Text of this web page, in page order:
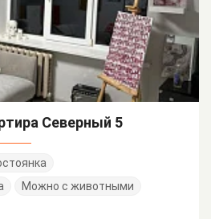
Северный 5
Можно с животными